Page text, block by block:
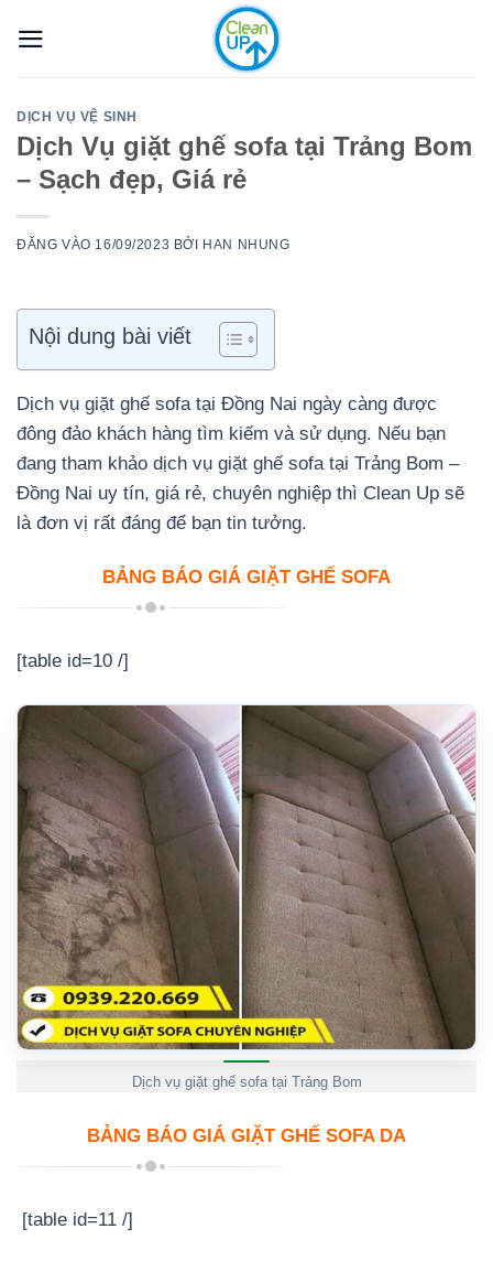
qua
DỊCH VỤ VỆ SINH
Dịch Vụ giặt ghế sofa tại Trảng Bom
– Sạch đẹp, Giá rẻ
ĐĂNG VÀO 16/09/2023 BỞI HAN NHUNG
Nội dung bài viết
Dịch vụ giặt ghế sofa tại Đồng Nai ngày càng được
đông đảo khách hàng tìm kiếm và sử dụng. Nếu bạn
đang tham khảo dịch vụ giặt ghế sofa tại Trảng Bom –
Đồng Nai uy tín, giá rẻ, chuyên nghiệp thì Clean Up sẽ
là đơn vị rất đáng để bạn tin tưởng.
BẢNG BÁO GIÁ GIẶT GHẾ SOFA
[table id=10 /]
Dịch vụ giặt ghế sofa tại Trảng Bom
BẢNG BÁO GIÁ GIẶT GHẾ SOFA DA
[table id=11 /]